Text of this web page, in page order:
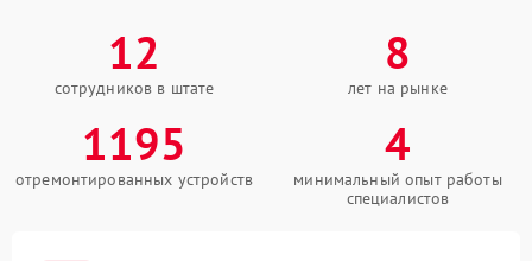
12
сотрудников в штате
8
лет на рынке
1195
отремонтированных устройств
4
минимальный опыт работы
специалистов